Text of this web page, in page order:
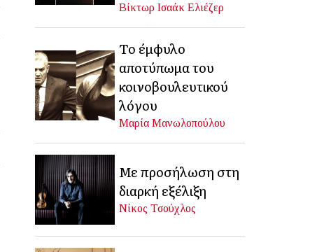
Βίκτωρ Ισαάκ Ελιέζερ
Το έμφυλο
αποτύπωμα του
κοινοβουλευτικού
λόγου
Μαρία Μανωλοπούλου
Με προσήλωση στη
διαρκή εξέλιξη
Νίκος Τσούχλος